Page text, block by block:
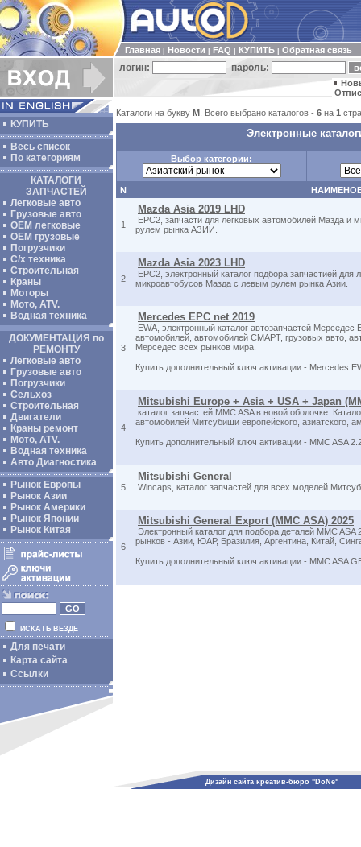
Главная Новости FAQ КУПИТЬ Обратная связь
логин: пароль:
КУПИТЬ
Весь список
По категориям
КАТАЛОГИ
ЗАПЧАСТЕЙ
Легковые авто
Грузовые авто
ОЕМ легковые
OEM грузовые
Погрузчики
С/х техника
Строительная
Краны
Моторы
Мото, ATV.
Водная техника
ДОКУМЕНТАЦИЯ по
РЕМОНТУ
Легковые авто
Грузовые авто
Погрузчики
Сельхоз
Строительная
Двигатели
Краны ремонт
Мото, ATV.
Водная техника
Авто Диагностика
Рынок Европы
Рынок Азии
Рынок Америки
Рынок Японии
Рынок Китая
ИСКАТЬ ВЕЗДЕ
Для печати
Карта сайта
Ссылки
Каталоги на букву M . Всего выбрано каталогов - 6 на 1
Электронные
Выбор категории:
N
1
Mazda Asia 2019 LHD
EPC2, запчасти для легковых автомобилей Мазда и
рулем рынка АЗИИ.
2
Mazda Asia 2023 LHD
EPC2, электронный каталог подбора запчастией
микроавтобусов Мазда с левым рулем рынка Азии.
3
Mercedes EPC net 2019
EWA, электронный каталог автозапчастей Мерседес
автомобилей, автомобилей СМАРТ, грузовых авто,
Мерседес всех рынков мира.
Купить дополнительный ключ активации - Mercedes
4
Mitsubishi Europe + Asia + USA + Japan
каталог запчастей MMC ASA в новой оболочке.
автомобилей Митсубиши европейского, азиатского,
Купить дополнительный ключ активации - MMC ASA
5
Mitsubishi General
Wincaps, каталог запчастей для всех моделей
6
Mitsubishi General Export (MMC ASA) 2025
Электронный каталог для подбора деталей MMC
рынков - Азии, ЮАР, Бразилия, Аргентина, Китай,
Купить дополнительный ключ активации - MMC ASA
Дизайн сайта креатив-бюро "DoNe"